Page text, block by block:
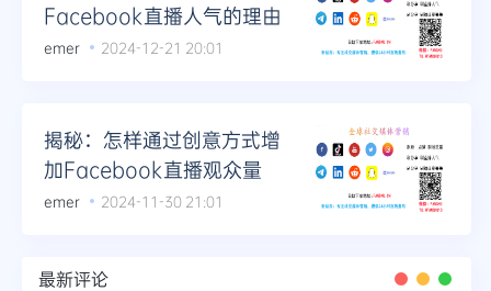
Facebook直播人气的理由
emer 2024-12-21 20:01
揭秘：怎样通过创意方式增
加Facebook直播观众量
emer 2024-11-30 21:01
最新评论